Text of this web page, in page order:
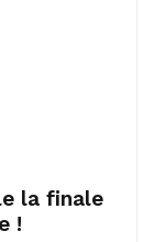
la finale
!